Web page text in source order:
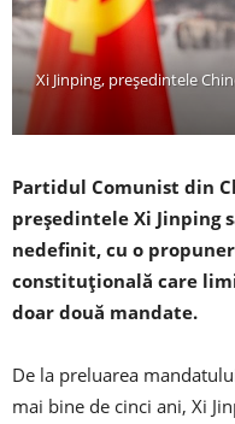
Xi Jinping, președintele
Partidul Comunist din
președintele Xi Jinping
nedefinit, cu o
constituțională care
doar două mandate.
De la preluarea
mai bine de cinci ani, Xi